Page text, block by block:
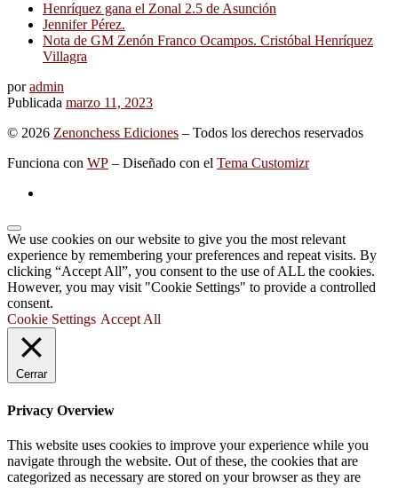
Henríquez gana el Zonal 2.5 de Asunción
Jennifer Pérez.
Nota de GM Zenón Franco Ocampos. Cristóbal Henríquez
Villagra
poradmin
Publicada marzo 11, 2023
© 2026 Zenonchess Ediciones – Todos los derechos reservados
Funciona con WP – Diseñado con el Tema Customizr
We use cookies on our website to give you the most relevant
experience by remembering your preferences and repeat visits. By
clicking “Accept All”, you consent to the use of ALL the cookies.
However, you may visit "Cookie Settings" to provide a controlled
consent.
Cookie Settings Accept All
Cerrar
Privacy Overview
This website uses cookies to improve your experience while you
navigate through the website. Out of these, the cookies that are
categorized as necessary are stored on your browser as they are